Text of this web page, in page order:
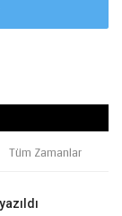
Tüm Zamanlar